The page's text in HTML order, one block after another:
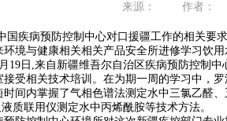
来源： 作者：
病预防控制中心对口援疆工作的相关要求
境与健康相关相关产品安全所进修学习饮用
日,来自新疆维吾尔自治区疾病预防控制中
接受相关技术培训。在为期一周的学习中，
时间内掌握了气相色谱法测定水中三氯乙醛
质联用仪测定水中丙烯酰胺等技术方法。